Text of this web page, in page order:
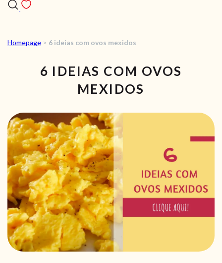
RECEITAS
VÍDEOS
RECEITAS VEGGIE
SOBRE NÓS
LOJA ONLINE
BLOG
Homepage > 6 ideias com ovos mexidos
6 IDEIAS COM OVOS
MEXIDOS